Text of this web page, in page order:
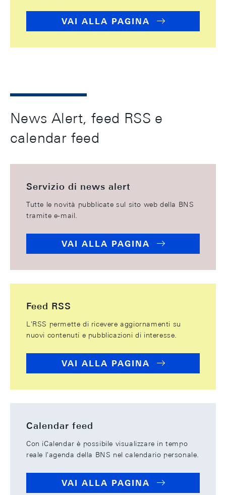
VAI ALLA PAGINA
News Alert, feed RSS e
calendar feed
Servizio di news alert
Tutte le novità pubblicate sul sito web della BNS
tramite e-mail.
VAI ALLA PAGINA
Feed RSS
L'RSS permette di ricevere aggiornamenti su
nuovi contenuti e pubblicazioni di interesse.
VAI ALLA PAGINA
Calendar feed
Con iCalendar è possibile visualizzare in tempo
reale l'agenda della BNS nel calendario personale.
VAI ALLA PAGINA